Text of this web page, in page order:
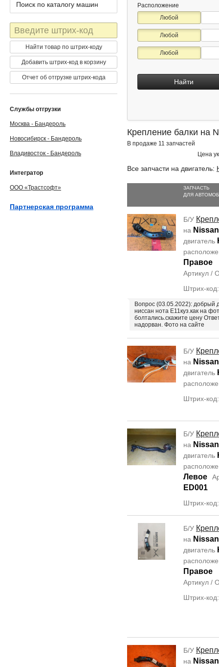
Расположение
Любой
Любой
Любой
Найти
Крепление балки на
В продаже 11 запчастей
Цена
Все запчасти на двигатель:
ЗАПЧАСТЬ
ДЛЯ
Б/У
на
двигатель
Правое
Артикул /
Штрих-
Вопрос (03.05.2022): добрый
ниссан нота Е11куз.как на
болтались.скажите цену
надорван. Фото на сайте
Б/У
на
двигатель
Штрих-
Б/У
на
двигатель
Левое
ED001
Штрих-
Б/У
на
двигатель
Правое
Артикул /
Штрих-
Б/У
на
Поиск по каталогу машин
Штрих-
код
Найти товар по штрих-коду
Добавить штрих-код в корзину
Отчет об отгрузке штрих-кода
Службы отгрузки
Москва - Бандероль
Новосибирск - Бандероль
Владивосток - Бандероль
Интегратор
ООО «Трастсофт»
Партнерская программа